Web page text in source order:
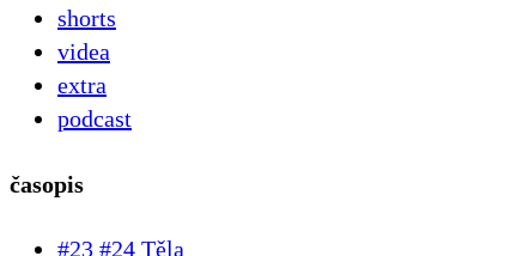
shorts
videa
extra
podcast
časopis
#23 #24 Těla